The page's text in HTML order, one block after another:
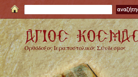
Ορθόδοξος Ιεραποστολικός Σύνδεσμος